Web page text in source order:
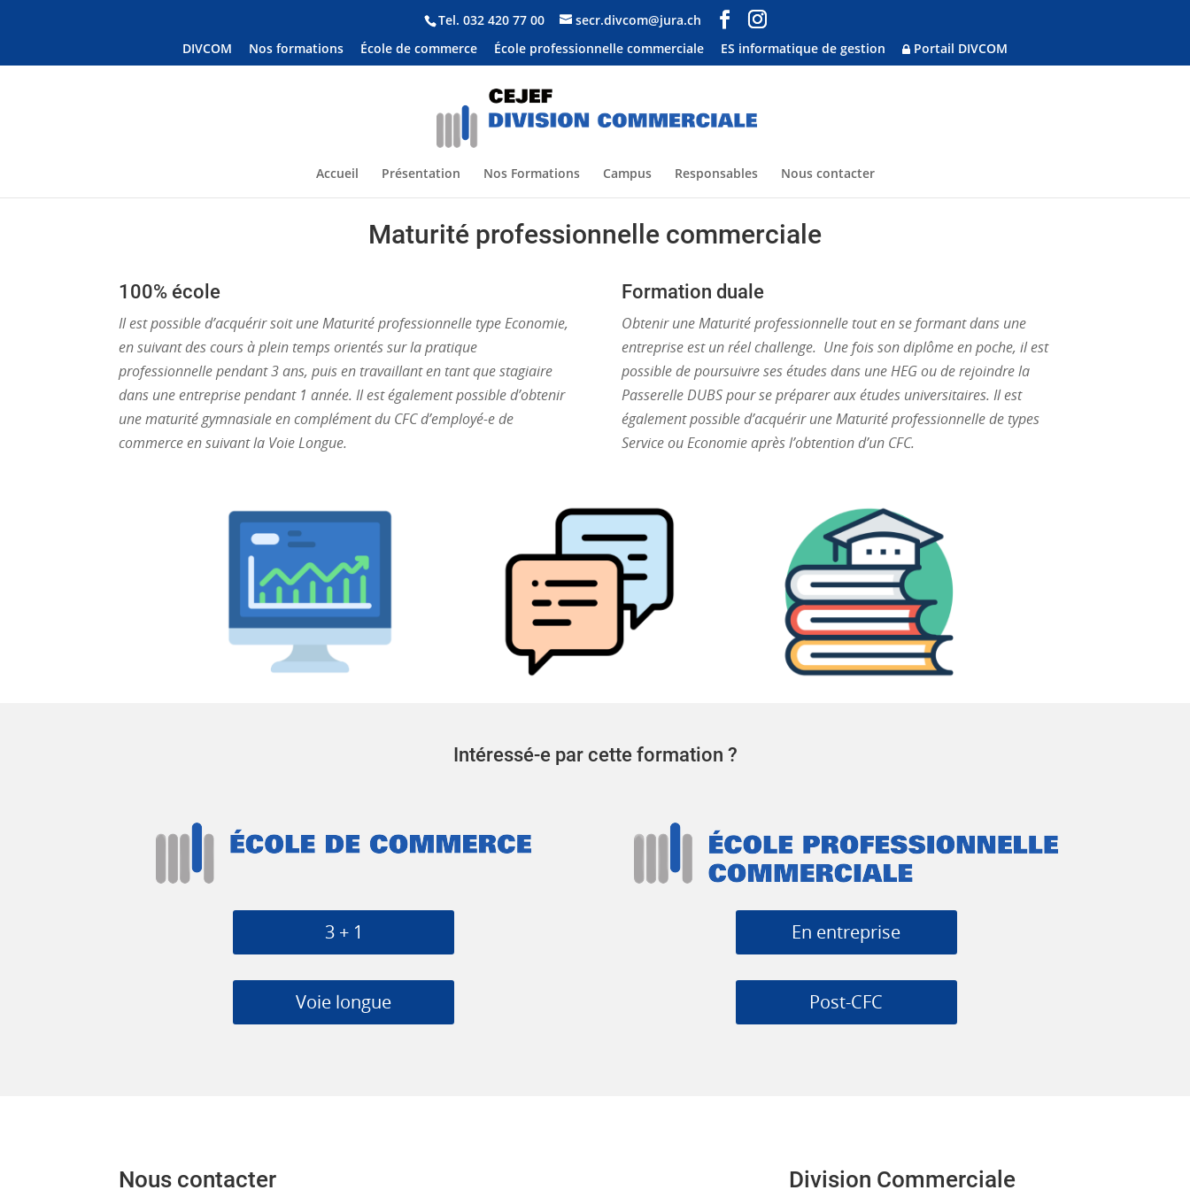
Tel. 032 420 77 00
secr.divcom@jura.ch
DIVCOM
Nos formations École de commerce École professionnelle commerciale ES informatique de gestion Portail DIVCOM
Accueil Présentation Nos Formations Campus Responsables Nous contacter
Maturité professionnelle commerciale
100% école
Il est possible d’acquérir soit une Maturité professionnelle type Economie,
en suivant des cours à plein temps orientés sur la pratique
professionnelle pendant 3 ans, puis en travaillant en tant que stagiaire
dans une entreprise pendant 1 année. Il est également possible d’obtenir
une maturité gymnasiale en complément du CFC d’employé-e de
commerce en suivant la Voie Longue.
Formation duale
Obtenir une Maturité professionnelle tout en se formant dans une
entreprise est un réel challenge. Une fois son diplôme en poche, il est
possible de poursuivre ses études dans une HEG ou de rejoindre la
Passerelle DUBS pour se préparer aux études universitaires. Il est
également possible d’acquérir une Maturité professionnelle de types
Service ou Economie après l’obtention d’un CFC.
Intéressé-e par cette formation ?
3 + 1
Voie longue
En entreprise
Post-CFC
Nous contacter Division Commerciale